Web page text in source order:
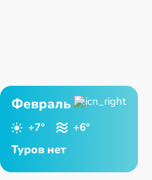
Февраль
+7° +6°
Туров нет